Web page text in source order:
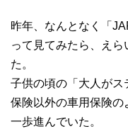
昨年、なんとなく「
って見てみたら、え
た。
子供の頃の「大人がス
保険以外の車用保険の
一歩進んでいた。